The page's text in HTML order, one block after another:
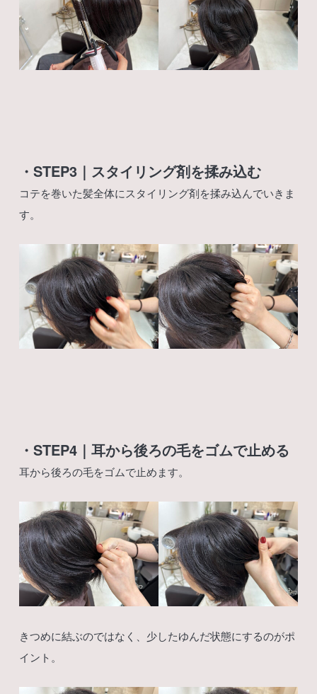
・STEP3｜スタイリング剤を揉み込む
コテを巻いた髪全体にスタイリング剤を揉み込んでいきま
す。
・STEP4｜耳から後ろの毛をゴムで止める
耳から後ろの毛をゴムで止めます。
きつめに結ぶのではなく、少したゆんだ状態にするのがポ
イント。